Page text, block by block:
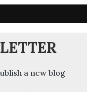
a new blog